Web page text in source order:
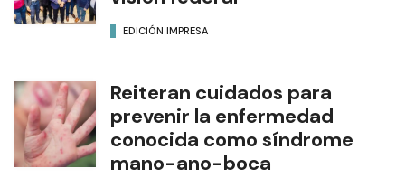
EDICIÓN IMPRESA
Reiteran cuidados para
prevenir la enfermedad
conocida como síndrome
mano-ano-boca